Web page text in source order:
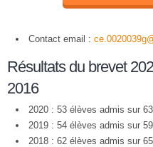
Contact email :
Résultats du brevet
2016
2020 : 53 élèves admis sur
2019 : 54 élèves admis sur
2018 : 62 élèves admis sur